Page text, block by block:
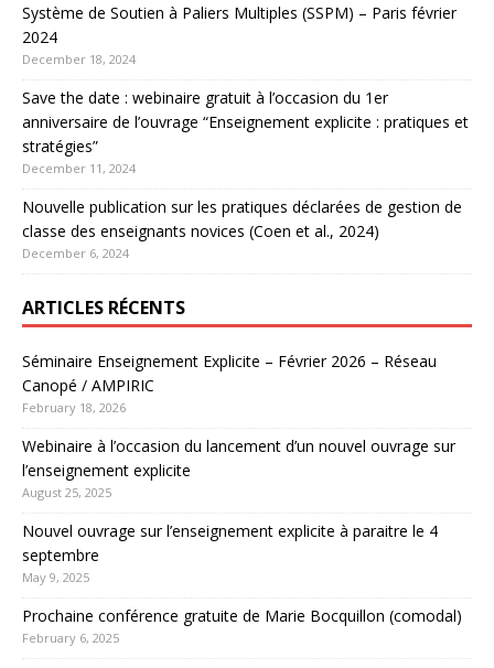
Système de Soutien à Paliers Multiples (SSPM) – Paris février
2024
December 18, 2024
Save the date : webinaire gratuit à l’occasion du 1er
anniversaire de l’ouvrage “Enseignement explicite : pratiques et
stratégies”
December 11, 2024
Nouvelle publication sur les pratiques déclarées de gestion de
classe des enseignants novices (Coen et al., 2024)
December 6, 2024
ARTICLES RÉCENTS
Séminaire Enseignement Explicite – Février 2026 – Réseau
Canopé / AMPIRIC
February 18, 2026
Webinaire à l’occasion du lancement d’un nouvel ouvrage sur
l’enseignement explicite
August 25, 2025
Nouvel ouvrage sur l’enseignement explicite à paraitre le 4
septembre
May 9, 2025
Prochaine conférence gratuite de Marie Bocquillon (comodal)
February 6, 2025